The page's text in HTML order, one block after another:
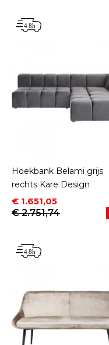
Hoekbank Belami grijs
rechts Kare Design
Prijs
€ 1.651,05
Normale prijs
€ 2.751,74